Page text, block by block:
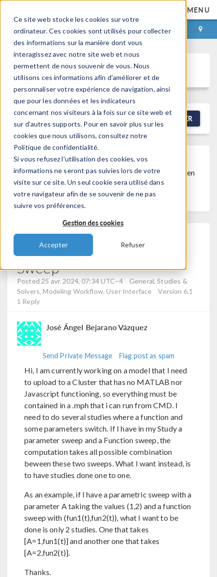
Ce site web stocke les cookies sur votre
ordinateur. Ces cookies sont utilisés pour collecter
des informations sur la manière dont vous
interagissez avec notre site web et nous
permettent de nous souvenir de vous. Nous
utilisons ces informations afin d'améliorer et de
personnaliser votre expérience de navigation, ainsi
que pour les données et les indicateurs
concernant nos visiteurs à la fois sur ce site web et
sur d'autres supports. Pour en savoir plus sur les
cookies que nous utilisons, consultez notre
Politique de confidentialité.
Si vous refusez l'utilisation des cookies, vos
informations ne seront pas suivies lors de votre
visite sur ce site. Un seul cookie sera utilisé dans
votre navigateur afin de se souvenir de ne pas
suivre vos préférences.
Gestion des cookies
Accepter Refuser
MENU
CONNEXION CONTACT
Discussion Forum
FILTRER
Discussion ClosedThis discussion was
created more than 6 months ago and has been
closed. To start a new discussion with a link
back to this one, click here.
Using Simultaneously A
Parametric And A Function
Sweep
Posted 25 avr. 2024, 07:34 UTC−4
General, Studies &
Solvers, Modeling Workflow, User Interface
Version 6.1
1 Reply
José Ángel Bejarano Vázquez
Send Private Message Flag post as spam
Hi, I am currently working on a model that I need
to upload to a Cluster that has no MATLAB nor
Javascript functioning, so everything must be
contained in a .mph that i can run from CMD. I
need to do several studies where a function and
some parameters switch. If I have in my Study a
parameter sweep and a Function sweep, the
computation takes all possible combination
beween these two sweeps. What I want instead, is
to have studies done one to one.
As an example, if I have a parametric sweep with a
parameter A taking the values (1,2) and a function
sweep with (fun1(t),fun2(t)), what I want to be
done is only 2 studies. One that takes
[A=1,fun1(t)] and another one that takes
[A=2,fun2(t)].
Thanks.